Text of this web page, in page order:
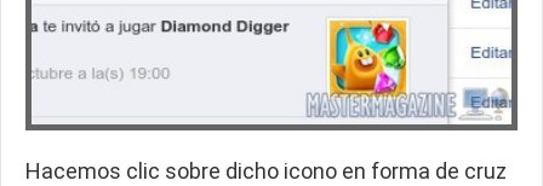
Hacemos clic sobre dicho icono en forma de cruz